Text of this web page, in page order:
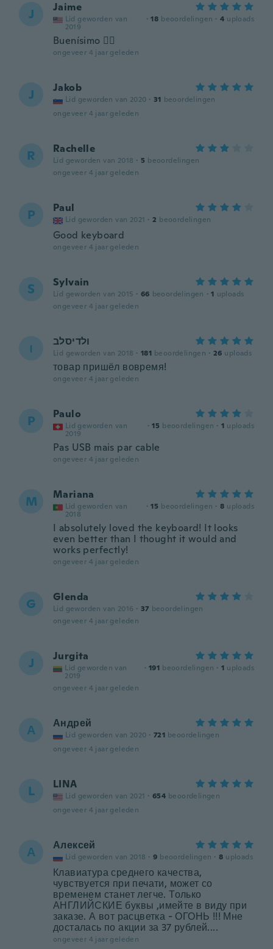
J Jaime
Lid geworden van
2019
· 18 beoordelingen · 4 uploads
Buenísimo 👍🏼
ongeveer 4 jaar geleden
J Jakob
Lid geworden van 2020 · 31 beoordelingen
ongeveer 4 jaar geleden
R Rachelle
Lid geworden van 2018 · 5 beoordelingen
ongeveer 4 jaar geleden
P Paul
Lid geworden van 2021 · 2 beoordelingen
Good keyboard
ongeveer 4 jaar geleden
S Sylvain
Lid geworden van 2015 · 66 beoordelingen · 1 uploads
ongeveer 4 jaar geleden
ו ולדיסלב
Lid geworden van 2018 · 181 beoordelingen · 26 uploads
товар пришёл вовремя!
ongeveer 4 jaar geleden
P Paulo
Lid geworden van
2019
· 15 beoordelingen · 1 uploads
Pas USB mais par cable
ongeveer 4 jaar geleden
M Mariana
Lid geworden van
2018
· 15 beoordelingen · 8 uploads
I absolutely loved the keyboard! It looks
even better than I thought it would and
works perfectly!
ongeveer 4 jaar geleden
G Glenda
Lid geworden van 2016 · 37 beoordelingen
ongeveer 4 jaar geleden
J Jurgita
Lid geworden van
2019
· 191 beoordelingen · 1 uploads
ongeveer 4 jaar geleden
А Андрей
Lid geworden van 2020 · 721 beoordelingen
ongeveer 4 jaar geleden
L LINA
Lid geworden van 2021 · 654 beoordelingen
ongeveer 4 jaar geleden
А Алексей
Lid geworden van 2018 · 9 beoordelingen · 8 uploads
Клавиатура среднего качества,
чувствуется при печати, может со
временем станет легче. Только
АНГЛИЙСКИЕ буквы ,имейте в виду при
заказе. А вот расцветка - ОГОНЬ !!! Мне
досталась по акции за 37 рублей....
ongeveer 4 jaar geleden